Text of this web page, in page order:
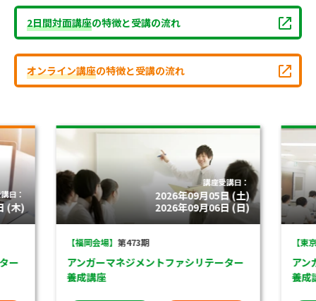
2日間対面講座の特徴と受講の流れ
オンライン講座の特徴と受講の流れ
日：
(木)
ー
講座受講日：
2026年09月05日 (土)
2026年09月06日 (日)
【福岡会場】 第473期
アンガーマネジメントファシリテーター
養成講座
【東
アン
養成